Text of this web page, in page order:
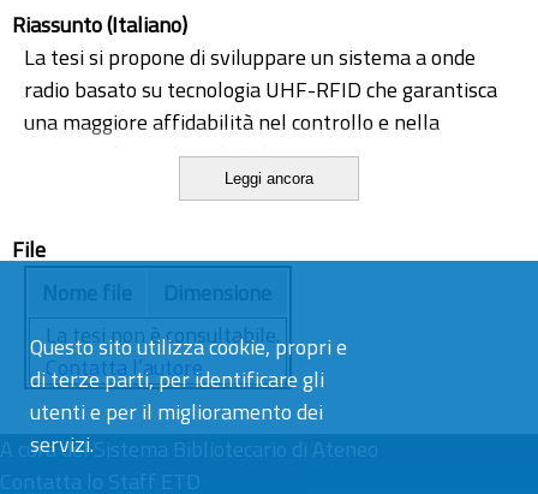
Questo sito utilizza cookie, propri e
di terze parti, per identificare gli
utenti e per il miglioramento dei
servizi.
Riassunto (Italiano)
La tesi si propone di sviluppare un sistema a onde
radio basato su tecnologia UHF-RFID che garantisca
una maggiore affidabilità nel controllo e nella
gestione di veicoli guidati da remoto in un contesto
lavorativo caratterizzato dalla presenza di: ostacoli,
Nei primi capitoli viene effettuato uno stato dell'arte
migliorare e ridurre gli incidenti sul posto di lavoro,
successivamente viene proposto un algoritmo che fa
utilizzo di un filtro di Kalman unscented (UKF) per
localizzare un operatore dotato di Tag RFID in
movimento.
Leggi ancora
File
La tesi non è consultabile.
Contatta l’autore
A cura delSistema Bibliotecario di Ateneo
Contatta lo Staff ETD